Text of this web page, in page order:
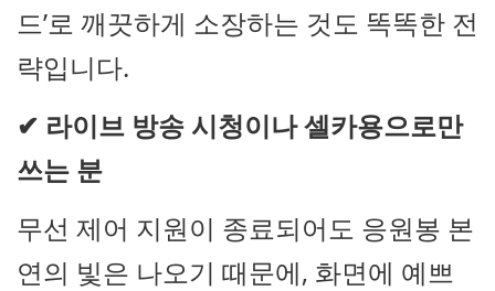
드’로 깨끗하게 소장하는 것도 똑똑한 전
략입니다.
✔ 라이브 방송 시청이나 셀카용으로만
쓰는 분
무선 제어 지원이 종료되어도 응원봉 본
연의 빛은 나오기 때문에, 화면에 예쁘